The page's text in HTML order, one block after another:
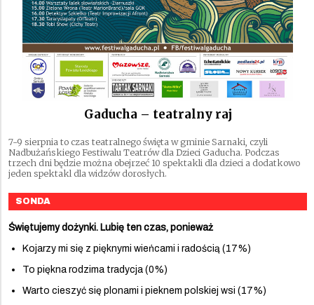
Gaducha – teatralny raj
7-9 sierpnia to czas teatralnego święta w gminie Sarnaki, czyli
Nadbużańskiego Festiwalu Teatrów dla Dzieci Gaducha. Podczas
trzech dni będzie można obejrzeć 10 spektakli dla dzieci a dodatkowo
jeden spektakl dla widzów dorosłych.
SONDA
Świętujemy dożynki. Lubię ten czas, ponieważ
Kojarzy mi się z pięknymi wieńcami i radością (17%)
To piękna rodzima tradycja (0%)
Warto cieszyć się plonami i pieknem polskiej wsi (17%)